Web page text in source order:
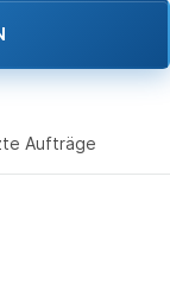
Aufträge